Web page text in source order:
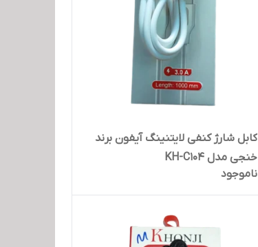
کابل شارژ کنفی لایتنینگ آیفون برند
خنجی مدل KH-C104
ناموجود